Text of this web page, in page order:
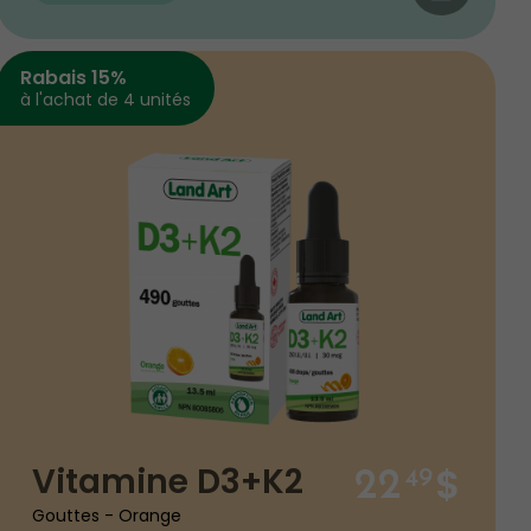
Rabais 15%
à l'achat de 4 unités
Vitamine D3+K2
Gouttes - Orange
22 49 $